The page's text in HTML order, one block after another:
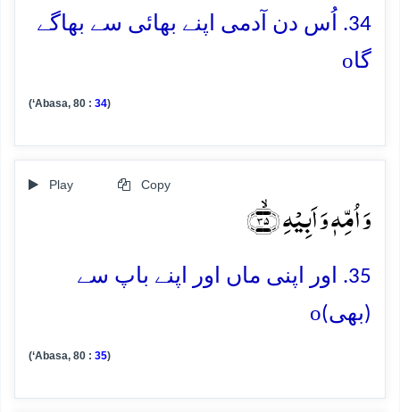
34. اُس دن آدمی اپنے بھائی سے بھاگے
گاo
(‘Abasa, 80 : 34)
Play Copy
وَ اُمِّہٖ وَ اَبِیۡہِ ﴿ۙ۳۵﴾
35. اور اپنی ماں اور اپنے باپ سے
(بھی)o
(‘Abasa, 80 : 35)